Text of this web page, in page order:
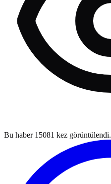
Bu haber 15081 kez görüntülendi.